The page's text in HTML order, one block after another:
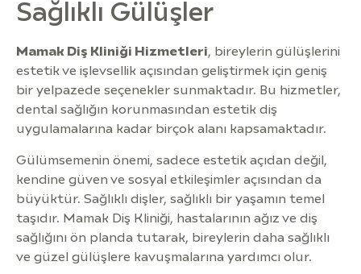
Sağlıklı Gülüşler
Mamak Diş Kliniği Hizmetleri, bireylerin gülüşlerini
estetik ve işlevsellik açısından geliştirmek için geniş
bir yelpazede seçenekler sunmaktadır. Bu hizmetler,
dental sağlığın korunmasından estetik diş
uygulamalarına kadar birçok alanı kapsamaktadır.
Gülümsemenin önemi, sadece estetik açıdan değil,
kendine güven ve sosyal etkileşimler açısından da
büyüktür. Sağlıklı dişler, sağlıklı bir yaşamın temel
taşıdır. Mamak Diş Kliniği, hastalarının ağız ve diş
sağlığını ön planda tutarak, bireylerin daha sağlıklı
ve güzel gülüşlere kavuşmalarına yardımcı olur.